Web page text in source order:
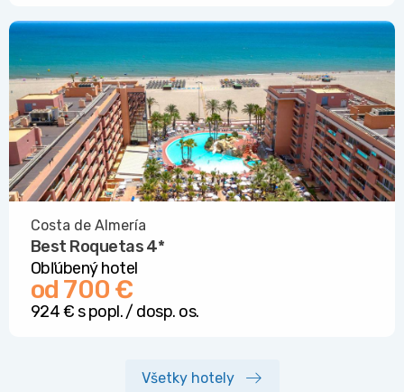
Costa de Almería
Best Roquetas4*
Obľúbený hotel
od 700 €
924 € s popl. / dosp. os.
Všetky hotely